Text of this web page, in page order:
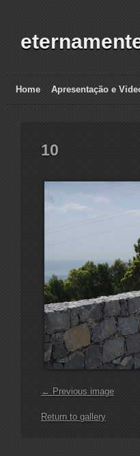
Home Apresentação e
10
← Previous image
Return to gallery